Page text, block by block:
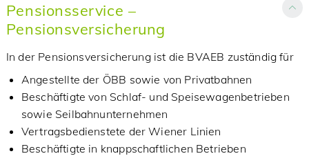
Pensionsservice –
Pensionsversicherung
In der Pensionsversicherung ist die BVAEB zuständig für
Angestellte der ÖBB sowie von Privatbahnen
Beschäftigte von Schlaf- und Speisewagenbetrieben
sowie Seilbahnunternehmen
Vertragsbedienstete der Wiener Linien
Beschäftigte in knappschaftlichen Betrieben